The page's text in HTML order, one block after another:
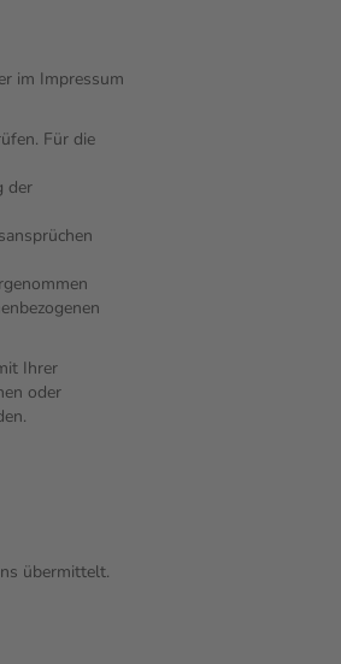
im Impressum
Für die
der
Ihrer
oder
übermittelt.